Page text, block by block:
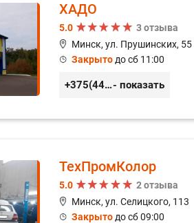
ХАДО
5.0
3 отзыва
Минск, ул. Прушинских, 55
Закрытодо сб 11:00
+375(44) 559-27-77- показать
ТехПромКолор
5.0
2 отзыва
Минск, ул. Селицкого, 113
Закрытодо сб 09:00